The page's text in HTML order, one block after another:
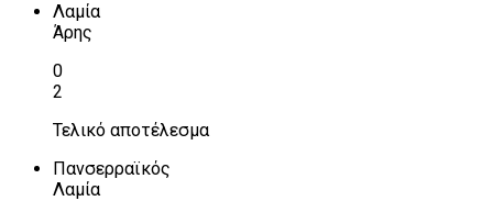
Λαμία
Άρης
0
2
Τελικό αποτέλεσμα
Πανσερραϊκός
Λαμία